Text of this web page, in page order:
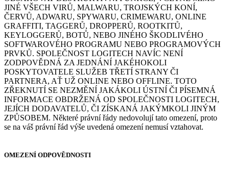
JINÉ VŠECH VIRŮ, MALWARU, TROJSKÝCH KONÍ,
ČERVŮ, ADWARU, SPYWARU, CRIMEWARU, ONLINE
GRAFFITI, TAGGERŮ, DROPPERŮ, ROOTKITŮ,
KEYLOGGERŮ, BOTŮ, NEBO JINÉHO ŠKODLIVÉHO
SOFTWAROVÉHO PROGRAMU NEBO PROGRAMOVÝCH
PRVKŮ. SPOLEČNOST LOGITECH NAVÍC NENÍ
ZODPOVĚDNÁ ZA JEDNÁNÍ JAKÉHOKOLI
POSKYTOVATELE SLUŽEB TŘETÍ STRANY ČI
PARTNERA, AŤ UŽ ONLINE NEBO OFFLINE. TOTO
ZŘEKNUTÍ SE NEZMĚNÍ JAKÁKOLI ÚSTNÍ ČI PÍSEMNÁ
INFORMACE OBDRŽENÁ OD SPOLEČNOSTI LOGITECH,
JEJÍCH DODAVATELŮ, ČI ZÍSKANÁ JAKÝMKOLI JINÝM
ZPŮSOBEM. Některé právní řády nedovolují tato omezení, proto
se na váš právní řád výše uvedená omezení nemusí vztahovat.
OMEZENÍ ODPOVĚDNOSTI